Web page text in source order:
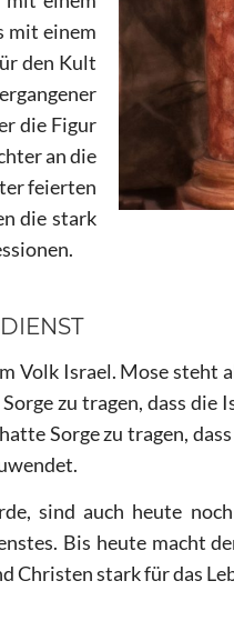
mit einem
den Kult
die Figur
an die
feierten
die stark
Volk Israel. Mose steht
zu tragen, dass
Sorge zu tragen,
sind auch heute
Bis heute macht
Christen stark für das